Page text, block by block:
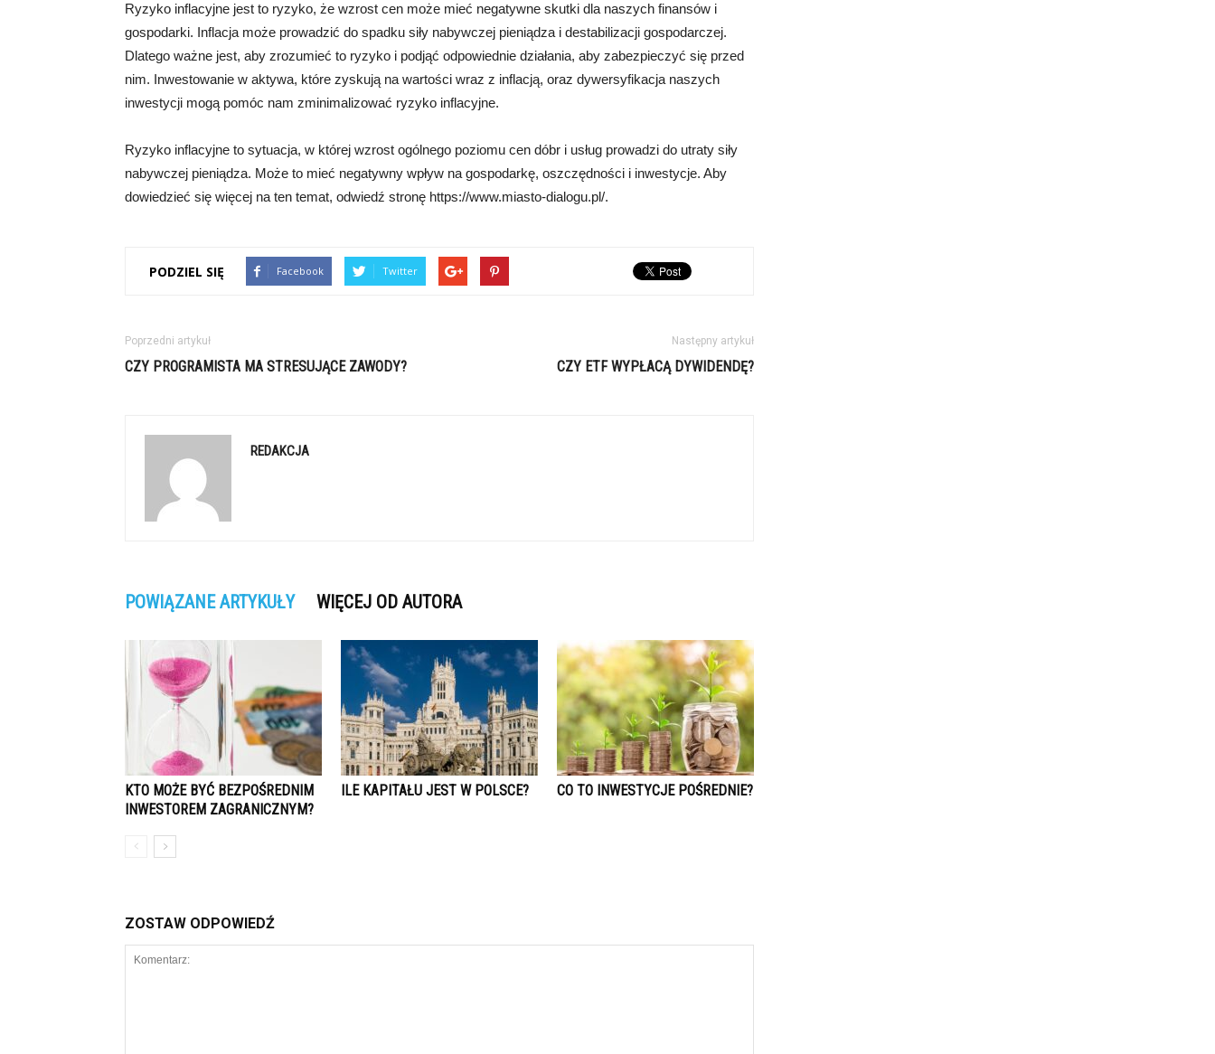
Ryzyko inflacyjne jest to ryzyko, że wzrost cen może mieć negatywne skutki dla naszych finansów i
gospodarki. Inflacja może prowadzić do spadku siły nabywczej pieniądza i destabilizacji gospodarczej.
Dlatego ważne jest, aby zrozumieć to ryzyko i podjąć odpowiednie działania, aby zabezpieczyć się przed
nim. Inwestowanie w aktywa, które zyskują na wartości wraz z inflacją, oraz dywersyfikacja naszych
inwestycji mogą pomóc nam zminimalizować ryzyko inflacyjne.
Ryzyko inflacyjne to sytuacja, w której wzrost ogólnego poziomu cen dóbr i usług prowadzi do utraty siły
nabywczej pieniądza. Może to mieć negatywny wpływ na gospodarkę, oszczędności i inwestycje. Aby
dowiedzieć się więcej na ten temat, odwiedź stronę https://www.miasto-dialogu.pl/.
PODZIEL SIĘ Facebook Twitter
Poprzedni artykuł
CZY PROGRAMISTA MA STRESUJĄCE ZAWODY?
Następny artykuł
CZY ETF WYPŁACĄ DYWIDENDĘ?
REDAKCJA
POWIĄZANE ARTYKUŁY WIĘCEJ OD AUTORA
KTO MOŻE BYĆ BEZPOŚREDNIM
INWESTOREM ZAGRANICZNYM?
ILE KAPITAŁU JEST W POLSCE? CO TO INWESTYCJE POŚREDNIE?
ZOSTAW ODPOWIEDŹ